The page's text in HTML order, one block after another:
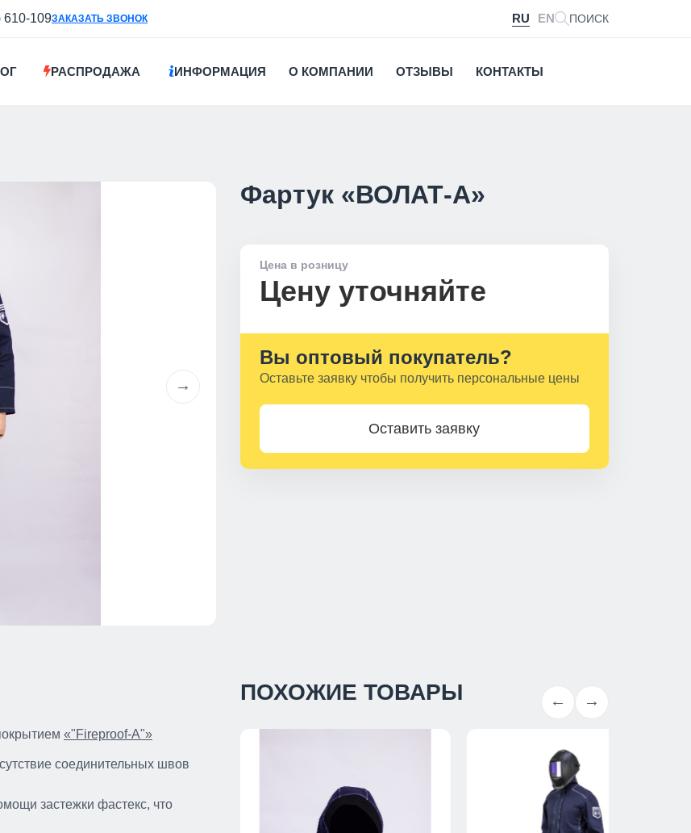
610-109ЗАКАЗАТЬ ЗВОНОК RU EN ПОИСК
РАСПРОДАЖА ИНФОРМАЦИЯ О КОМПАНИИ ОТЗЫВЫ КОНТАКТЫ
Фартук «ВОЛАТ-А»
Цена в розницу
Цену уточняйте
Вы оптовый покупатель?
Оставьте заявку чтобы получить персональные цены
Оставить заявку
«"Fireproof-A"»
соединительных швов
застежки фастекс, что
ПОХОЖИЕ ТОВАРЫ